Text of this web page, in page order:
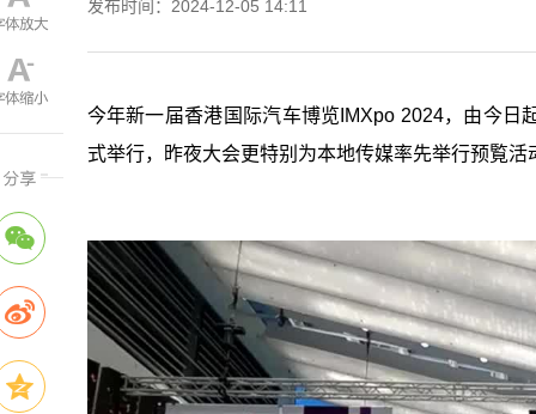
发布时间：2024-12-05 14:11
今年新一届香港国际汽车博览IMXpo 2024，由今
式举行，昨夜大会更特别为本地传媒率先举行预覧